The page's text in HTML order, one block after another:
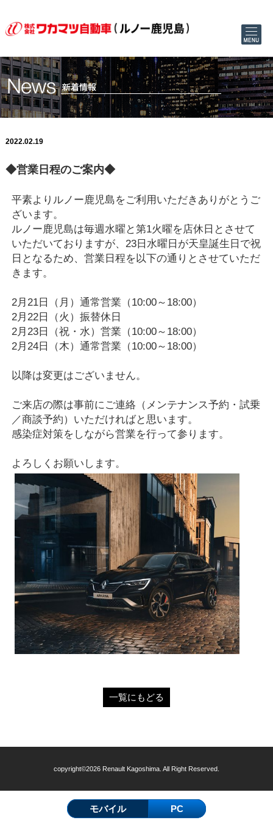
2022.02.19
◆営業日程のご案内◆
平素よりルノー鹿児島をご利用いただきありがとうご
ざいます。
ルノー鹿児島は毎週水曜と第1火曜を店休日とさせて
いただいておりますが、23日水曜日が天皇誕生日で祝
日となるため、営業日程を以下の通りとさせていただ
きます。
2月21日（月）通常営業（10:00～18:00）
2月22日（火）振替休日
2月23日（祝・水）営業（10:00～18:00）
2月24日（木）通常営業（10:00～18:00）
以降は変更はございません。
ご来店の際は事前にご連絡（メンテナンス予約・試乗
／商談予約）いただければと思います。
感染症対策をしながら営業を行って参ります。
よろしくお願いします。
一覧にもどる
copyright©2026 Renault Kagoshima. All Right Reserved.
モバイル PC